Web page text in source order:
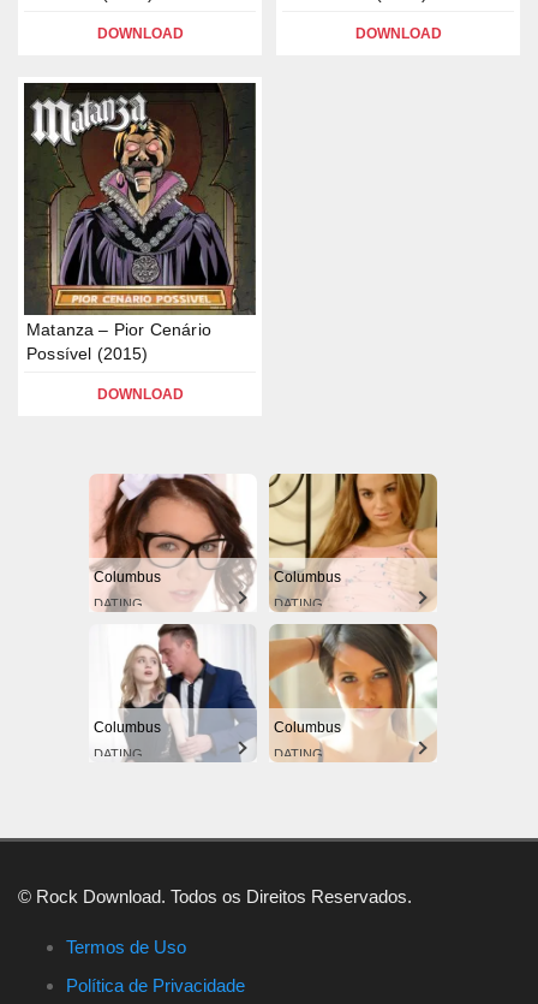
DOWNLOAD DOWNLOAD
Matanza – Pior Cenário
Possível (2015)
DOWNLOAD
Columbus
DATING
Columbus
DATING
Columbus
DATING
Columbus
DATING
© Rock Download. Todos os Direitos Reservados.
Termos de Uso
Política de Privacidade